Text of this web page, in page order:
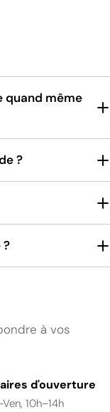
quand même
?
à vos
d'ouverture
10h–14h